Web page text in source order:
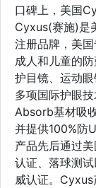
口碑上，美国
Cyxus(赛施)是
注册品牌，美
成人和儿童的
护目镜、运动
多项国际护眼
Absorb基材吸
并提供100%防
产品先后通过
认证、落球测
威认证。